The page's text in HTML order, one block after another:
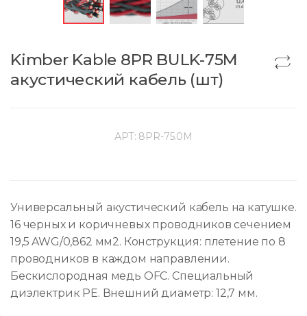
Kimber Kable 8PR BULK-75M
акустический кабель (шт)
АРТ: 8PR-75.0M
Универсальный акустический кабель на катушке.
16 черных и коричневых проводников сечением
19,5 AWG/0,862 мм2. Конструкция: плетение по 8
проводников в каждом направлении.
Бескислородная медь OFC. Специальный
диэлектрик PE. Внешний диаметр: 12,7 мм.